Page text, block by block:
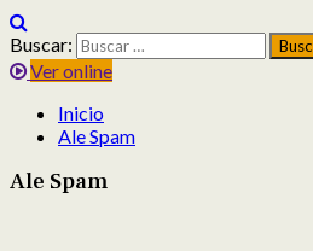
Buscar:
Ver online
Inicio
Ale Spam
Ale Spam